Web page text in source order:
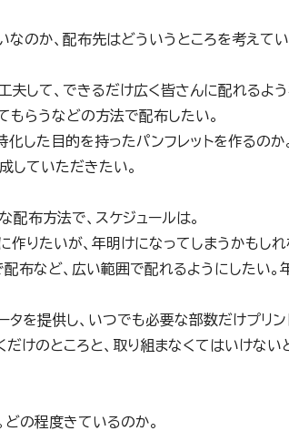
なのか、配布先はどういうところを考えてい
夫して、できるだけ広く皆さんに配れるよ
もらうなどの方法で配布したい。
した目的を持ったパンフレットを作るのか
していただきたい。
配布方法で、スケジュールは。
作りたいが、年明けになってしまうかもしれ
配布など、広い範囲で配れるようにしたい。
を提供し、いつでも必要な部数だけプリン
けのところと、取り組まなくてはいけない
の程度きているのか。